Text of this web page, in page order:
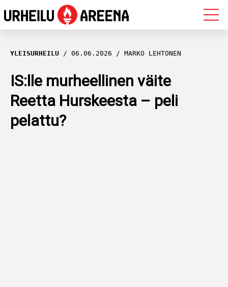
OLYMPIALAISET
MAASTOHIIHTO
AMPUMAHIIHTO
YLEISURHEILU
YLEISURHEILU 06.06.2026 MARKO LEHTONEN
IS:lle murheellinen väite
Reetta Hurskeesta – peli
pelattu?